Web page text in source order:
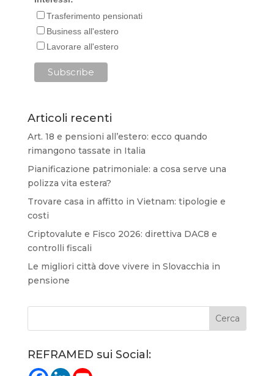
Trasferimento pensionati
Business all'estero
Lavorare all'estero
Articoli recenti
Art. 18 e pensioni all’estero: ecco quando
rimangono tassate in Italia
Pianificazione patrimoniale: a cosa serve una
polizza vita estera?
Trovare casa in affitto in Vietnam: tipologie e
costi
Criptovalute e Fisco 2026: direttiva DAC8 e
controlli fiscali
Le migliori città dove vivere in Slovacchia in
pensione
REFRAMED sui Social: